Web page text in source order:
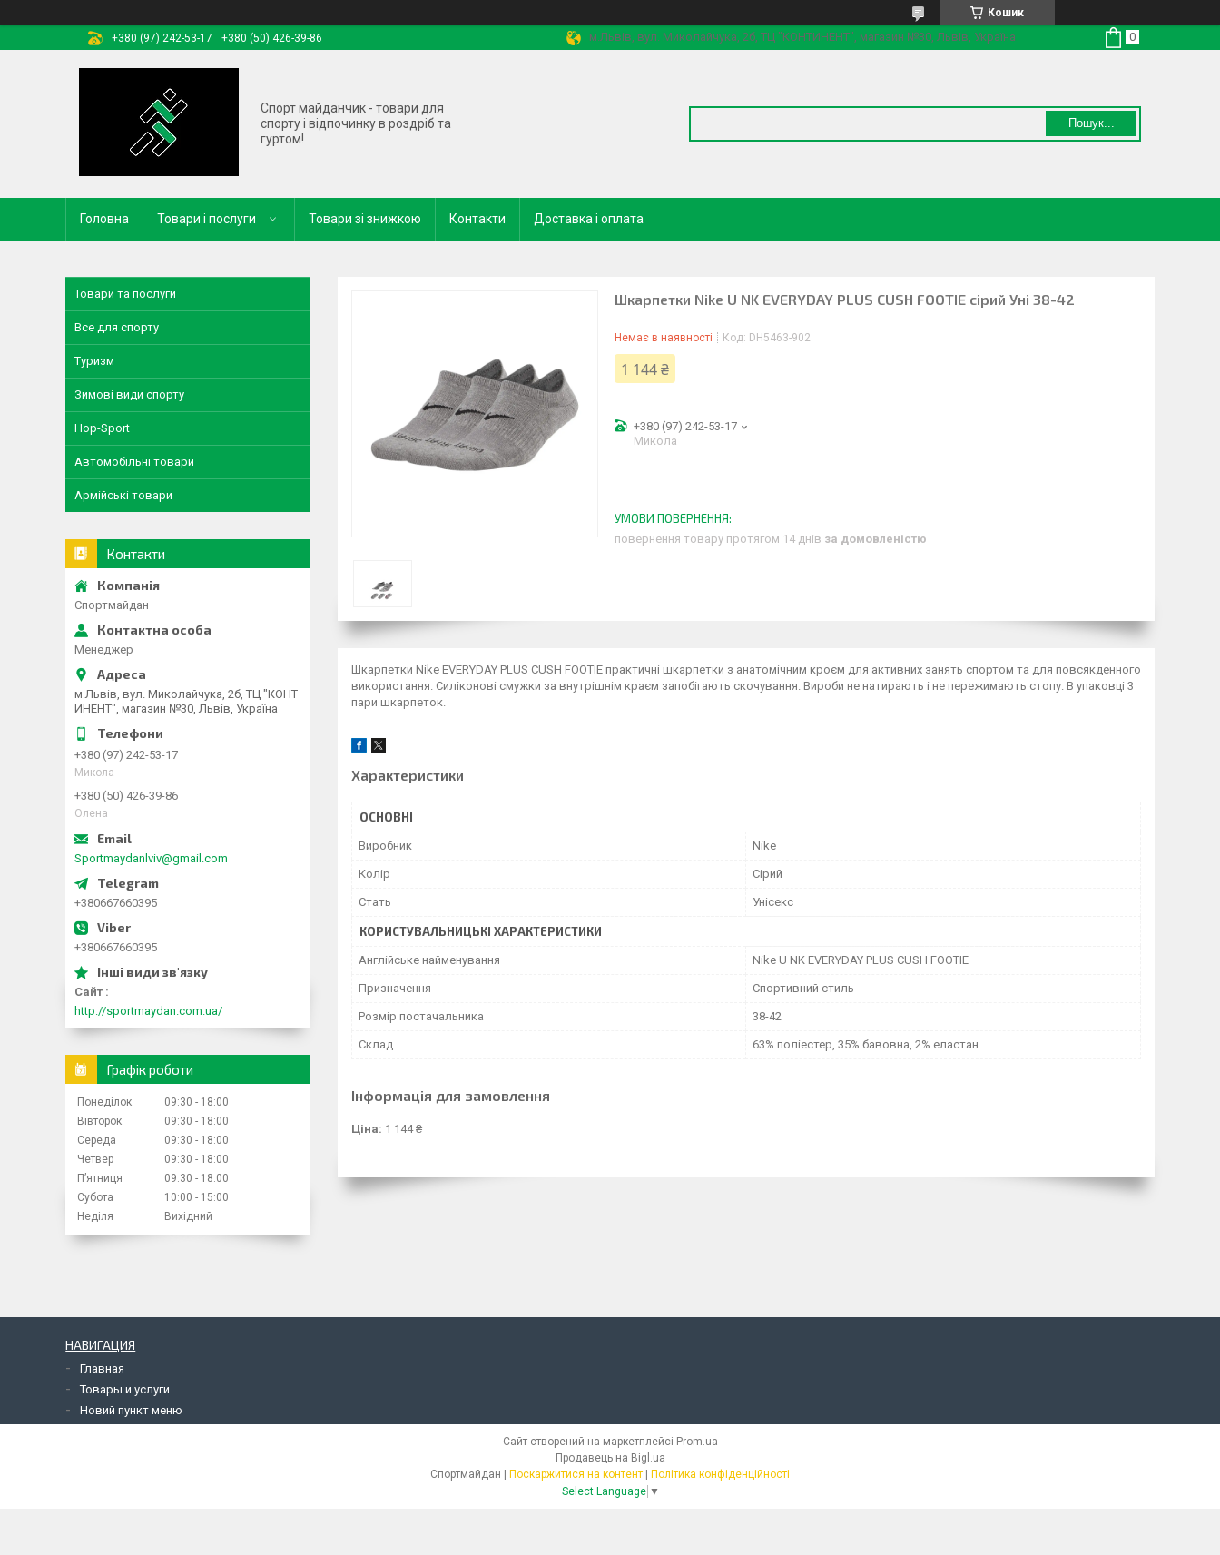
Кошик
+380 (97) 242-53-17
+380 (50) 426-39-86 м.Львів, вул. Миколайчука, 2б, ТЦ "КОНТИНЕНТ", магазин №30, Львів, Україна
Спорт майданчик - товари для
спорту і відпочинку в роздріб та
гуртом!
Пошук...
Головна Товари і послуги Товари зі знижкою Контакти Доставка і оплата
Шкарпетки Nike U NK EVERYDAY PLUS CUSH FOOTIE сірий Уні 38-42
Немає в наявності Код: DH5463-902
1 144 ₴
+380 (97) 242-53-17
Микола
повернення товару протягом 14 днів за домовленістю
Шкарпетки Nike EVERYDAY PLUS CUSH FOOTIE практичні шкарпетки з анатомічним кроєм для активних занять спортом та для повсякденного
використання. Силіконові смужки за внутрішнім краєм запобігають скочування. Вироби не натирають і не пережимають стопу. В упаковці 3
пари шкарпеток.
Характеристики
ОСНОВНІ
Виробник Nike
Колір Сірий
Стать Унісекс
КОРИСТУВАЛЬНИЦЬКІ ХАРАКТЕРИСТИКИ
Англійське найменування Nike U NK EVERYDAY PLUS CUSH FOOTIE
Призначення Спортивний стиль
Розмір постачальника 38-42
Склад 63% поліестер, 35% бавовна, 2% еластан
Інформація для замовлення
Ціна: 1 144 ₴
Товари та послуги
Все для спорту
Туризм
Зимові види спорту
Hop-Sport
Автомобільні товари
Армійські товари
Контакти
Спортмайдан
Менеджер
м.Львів, вул. Миколайчука, 2б, ТЦ "КОНТ
ИНЕНТ", магазин №30, Львів, Україна
+380 (97) 242-53-17
Микола
+380 (50) 426-39-86
Олена
Sportmaydanlviv@gmail.com
+380667660395
+380667660395
Сайт
http://sportmaydan.com.ua/
Графік роботи
Понеділок 09:30
18:00
Вівторок
09:30
18:00
Середа
09:30
18:00
Четвер
09:30
18:00
Пʼятниця
09:30
18:00
Субота
10:00
15:00
Неділя
Вихідний
НАВИГАЦИЯ
Главная
Товары и услуги
Новий пункт меню
Сайт створений на маркетплейсі Prom.ua
Продавець на Bigl.ua
Поскаржитися на контент
Політика конфіденційності
Select Language ▼